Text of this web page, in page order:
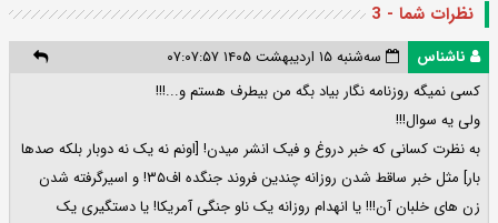
نظرات شما - 3
ناشناس
سه‌شنبه ۱۵ اردیبهشت ۱۴۰۵ ۰۷:۰۷:۵۷
کسی نمیگه روزنامه نگار بیاد بگه من بیطرف هستم و...!!!
ولی یه سوال!!!
به نظرت کسانی که خبر دروغ و فیک انشر میدن! [اونم نه یک نه دوبار بلکه صدها
بار] مثل خبر ساقط شدن روزانه چندین فروند جنگده اف۳۵! و اسیرگرفته شدن
زن های خلبان آن!!! یا انهدام روزانه یک ناو جنگی آمریکا! یا دستگیری یک